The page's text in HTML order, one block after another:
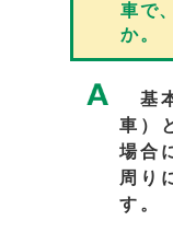
車で
か。
基
車）
場合
周り
す。